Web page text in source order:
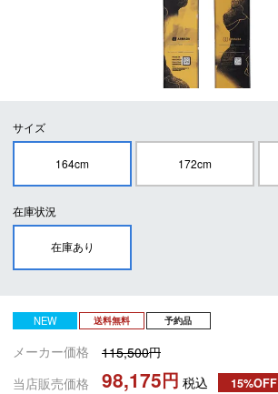
サイズ
164cm 172cm
在庫状況
在庫あり
NEW 送料無料 予約品
メーカー価格
115,500
当店販売価格
98,175 税込 15%OFF